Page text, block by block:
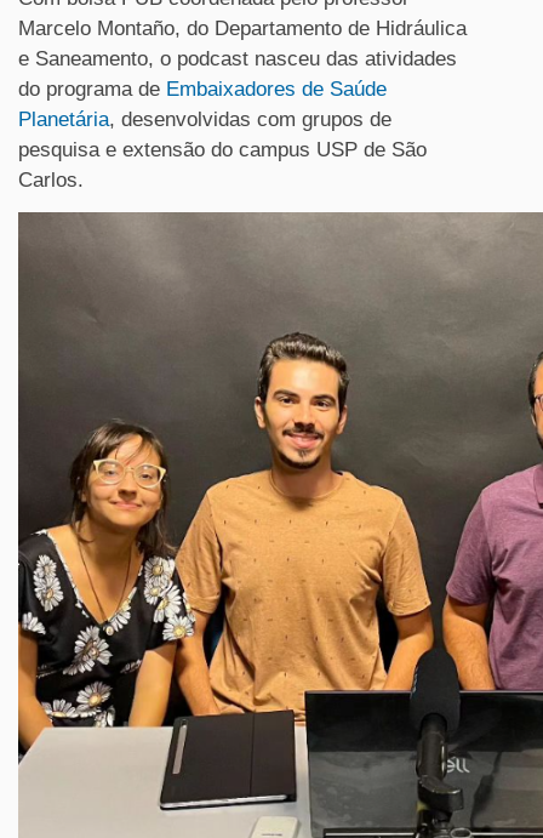
Marcelo Montaño, do Departamento de Hidráulica
e Saneamento, o podcast nasceu das atividades
do programa de Embaixadores de Saúde
Planetária, desenvolvidas com grupos de
pesquisa e extensão do campus USP de São
Carlos.